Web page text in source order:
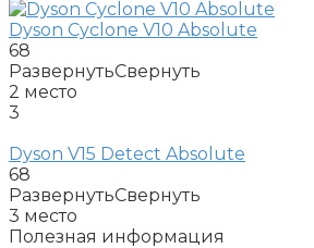
Dyson Cyclone V10 Absolute
68
РазвернутьСвернуть
2 место
3
Dyson V15 Detect Absolute
68
РазвернутьСвернуть
3 место
Полезная информация